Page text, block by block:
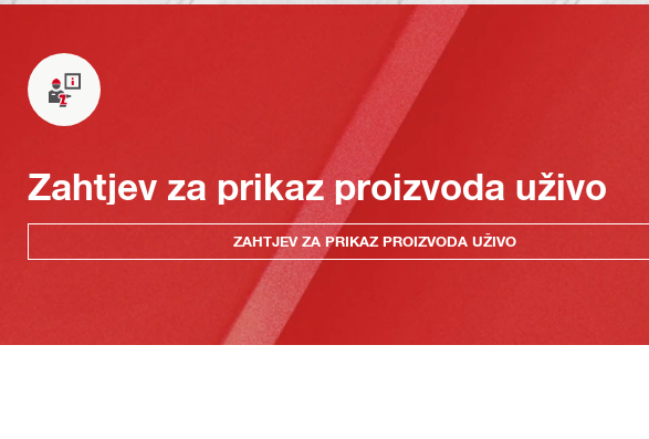
Zahtjev za prikaz proizvoda uživo
ZAHTJEV ZA PRIKAZ PROIZVODA UŽIVO